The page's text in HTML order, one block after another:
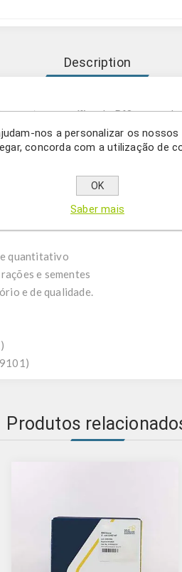
Description
evento-específica do Rf3, uma
que serve como
ao herbicida glufosinato.
de OGM em matrizes de
e quantitativo
e sementes
e de qualidade.
Produtos
nos a personalizar os nossos
concorda com a utilização de
OK
Saber mais